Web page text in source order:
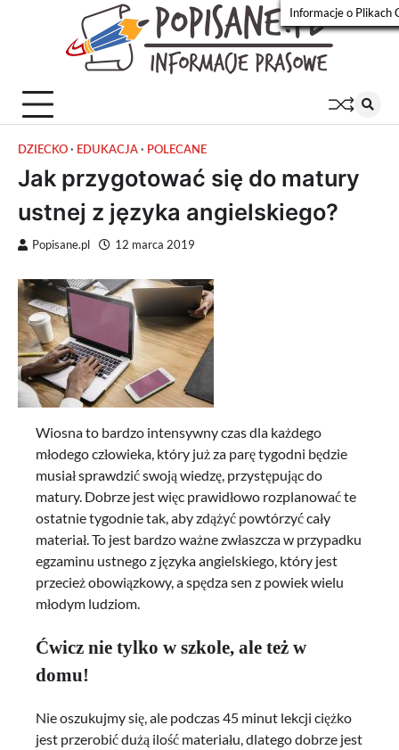
DZIECKO EDUKACJA POLECANE
Jak przygotować się do matury
ustnej z języka angielskiego?
Popisane.pl 12 marca 2019
Wiosna to bardzo intensywny czas dla każdego
młodego człowieka, który już za parę tygodni będzie
musiał sprawdzić swoją wiedzę, przystępując do
matury. Dobrze jest więc prawidłowo rozplanować te
ostatnie tygodnie tak, aby zdążyć powtórzyć cały
materiał. To jest bardzo ważne zwłaszcza w przypadku
egzaminu ustnego z języka angielskiego, który jest
przecież obowiązkowy, a spędza sen z powiek wielu
młodym ludziom.
Ćwicz nie tylko w szkole, ale też w
domu!
Nie oszukujmy się, ale podczas 45 minut lekcji ciężko
jest przerobić dużą ilość materiału, dlatego dobrze jest
Informacje o Plikach